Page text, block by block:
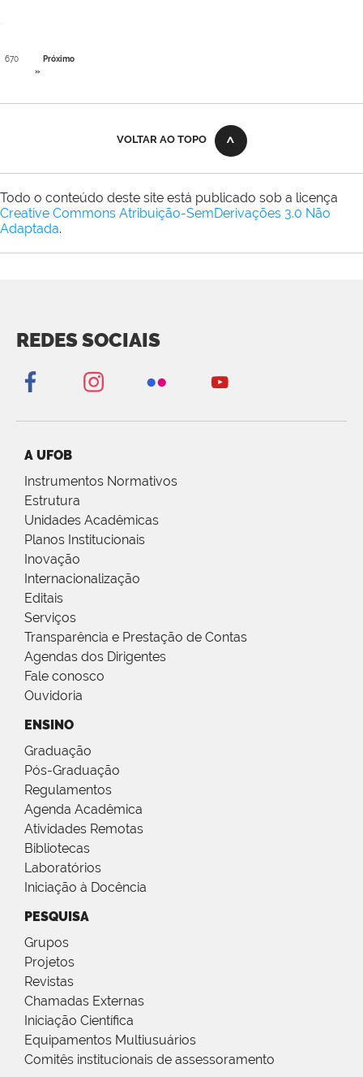
670
Próximo
»
VOLTAR AO TOPO
Todo o conteúdo deste site está publicado sob a licença
Creative Commons Atribuição-SemDerivações 3.0 Não
Adaptada.
REDES SOCIAIS
A UFOB
Instrumentos Normativos
Estrutura
Unidades Acadêmicas
Planos Institucionais
Inovação
Internacionalização
Editais
Serviços
Transparência e Prestação de Contas
Agendas dos Dirigentes
Fale conosco
Ouvidoria
ENSINO
Graduação
Pós-Graduação
Regulamentos
Agenda Acadêmica
Atividades Remotas
Bibliotecas
Laboratórios
Iniciação à Docência
PESQUISA
Grupos
Projetos
Revistas
Chamadas Externas
Iniciação Científica
Equipamentos Multiusuários
Comitês institucionais de assessoramento